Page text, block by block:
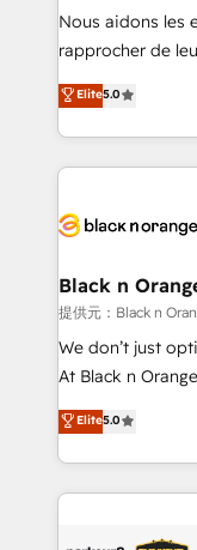
B2B sectors
business
impact of your
detailed financial
embark on a
business up for
business. If not
Nous aidons les
rapprocher de
DIGITALISIM,
réussite des
le marketing
pourquoi, nos
référencement,
projet HubSpot avec
migration et
Développement
métiers ⚙️ Configuration de la plateforme HubSpot
Book Process &
Formations des
Elite5.0
Black n
提供元：Black n
We don’t just
At Black n
Marketing with
BOOMS and
combination
businesses worldwide. As Elite
Elite5.0